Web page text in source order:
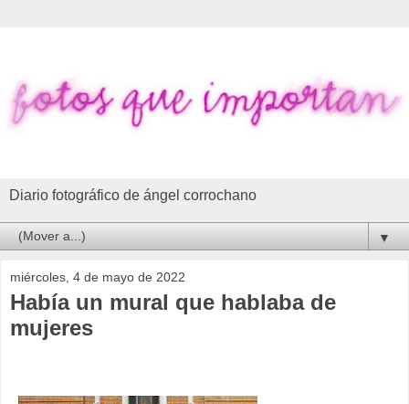
Diario fotográfico de ángel corrochano
▼
miércoles, 4 de mayo de 2022
Había un mural que hablaba de
mujeres